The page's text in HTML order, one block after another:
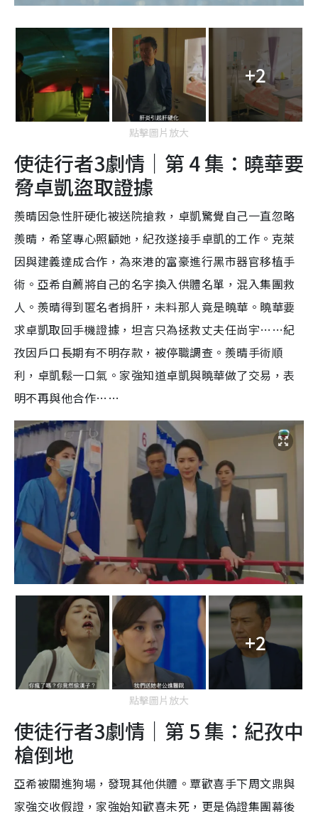
+2
點擊圖片放大
使徒行者3劇情｜第 4 集：曉華要
脅卓凱盜取證據
羨晴因急性肝硬化被送院搶救，卓凱驚覺自己一直忽略
羨晴，希望專心照顧她，紀孜遂接手卓凱的工作。克萊
因與建義達成合作，為來港的富豪進行黑市器官移植手
術。亞希自薦將自己的名字換入供體名單，混入集團救
人。羨晴得到匿名者捐肝，未料那人竟是曉華。曉華要
求卓凱取回手機證據，坦言只為拯救丈夫任尚宇……紀
孜因戶口長期有不明存款，被停職調查。羨晴手術順
利，卓凱鬆一口氣。家強知道卓凱與曉華做了交易，表
明不再與他合作……
+2
點擊圖片放大
使徒行者3劇情｜第 5 集：紀孜中
槍倒地
亞希被關進狗場，發現其他供體。覃歡喜手下周文鼎與
家強交收假證，家強始知歡喜未死，更是偽證集團幕後